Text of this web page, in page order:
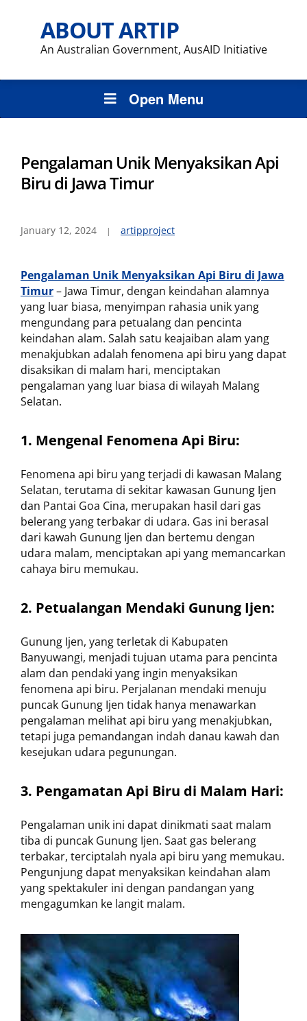
ABOUT ARTIP
An Australian Government, AusAID Initiative
Open Menu
Pengalaman Unik Menyaksikan Api
Biru di Jawa Timur
January 12, 2024 artipproject
Pengalaman Unik Menyaksikan Api Biru di Jawa
Timur– Jawa Timur, dengan keindahan alamnya
yang luar biasa, menyimpan rahasia unik yang
mengundang para petualang dan pencinta
keindahan alam. Salah satu keajaiban alam yang
menakjubkan adalah fenomena api biru yang dapat
disaksikan di malam hari, menciptakan
pengalaman yang luar biasa di wilayah Malang
Selatan.
1. Mengenal Fenomena Api Biru:
Fenomena api biru yang terjadi di kawasan Malang
Selatan, terutama di sekitar kawasan Gunung Ijen
dan Pantai Goa Cina, merupakan hasil dari gas
belerang yang terbakar di udara. Gas ini berasal
dari kawah Gunung Ijen dan bertemu dengan
udara malam, menciptakan api yang memancarkan
cahaya biru memukau.
2. Petualangan Mendaki Gunung Ijen:
Gunung Ijen, yang terletak di Kabupaten
Banyuwangi, menjadi tujuan utama para pencinta
alam dan pendaki yang ingin menyaksikan
fenomena api biru. Perjalanan mendaki menuju
puncak Gunung Ijen tidak hanya menawarkan
pengalaman melihat api biru yang menakjubkan,
tetapi juga pemandangan indah danau kawah dan
kesejukan udara pegunungan.
3. Pengamatan Api Biru di Malam Hari:
Pengalaman unik ini dapat dinikmati saat malam
tiba di puncak Gunung Ijen. Saat gas belerang
terbakar, terciptalah nyala api biru yang memukau.
Pengunjung dapat menyaksikan keindahan alam
yang spektakuler ini dengan pandangan yang
mengagumkan ke langit malam.